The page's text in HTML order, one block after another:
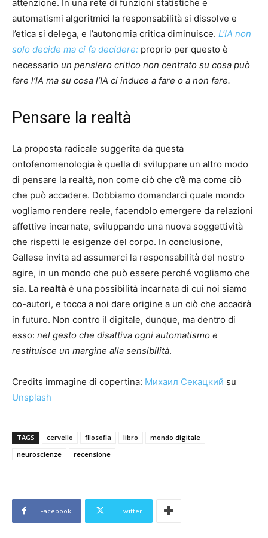
attenzione. In una rete di funzioni statistiche e
automatismi algoritmici la responsabilità si dissolve e
l’etica si delega, e l’autonomia critica diminuisce. L’IA non
solo decide ma ci fa decidere: proprio per questo è
necessario un pensiero critico non centrato su cosa può
fare l’IA ma su cosa l’IA ci induce a fare o a non fare.
Pensare la realtà
La proposta radicale suggerita da questa
ontofenomenologia è quella di sviluppare un altro modo
di pensare la realtà, non come ciò che c’è ma come ciò
che può accadere. Dobbiamo domandarci quale mondo
vogliamo rendere reale, facendolo emergere da relazioni
affettive incarnate, sviluppando una nuova soggettività
che rispetti le esigenze del corpo. In conclusione,
Gallese invita ad assumerci la responsabilità del nostro
agire, in un mondo che può essere perché vogliamo che
sia. La realtà è una possibilità incarnata di cui noi siamo
co-autori, e tocca a noi dare origine a un ciò che accadrà
in futuro. Non contro il digitale, dunque, ma dentro di
esso: nel gesto che disattiva ogni automatismo e
restituisce un margine alla sensibilità.
Credits immagine di copertina: Михаил Секацкий su
Unsplash
TAGS cervello filosofia libro
mondo digitale
neuroscienze
recensione
Facebook Twitter